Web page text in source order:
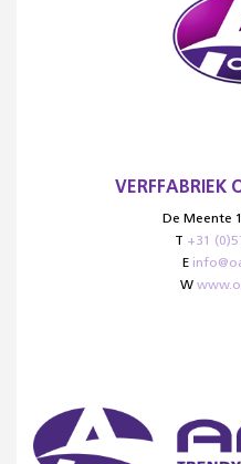
VERFFABRIEK
De Meente
T +31
E
W